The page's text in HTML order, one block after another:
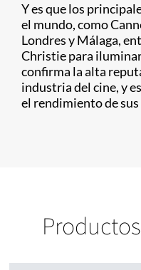
Y es que los
el mundo, como
Londres y Málaga,
Christie para
confirma la alta
industria del cine, y
el rendimiento de